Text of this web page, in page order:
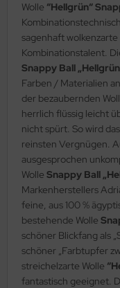
Wolle “Hellgrün“
sagenhaft wolkenzarte
Kombinationstalent.
Snappy Ball „Hellgrün
Farben / Materialien
der bezaubernden
herrlich flüssig leicht
nicht spürt. So wird
reinsten Vergnügen.
ausgesprochen
Wolle Snappy Ball
Markenherstellers
feine, aus 100 %
bestehende Wolle
schöner Blickfang als
schöner „Farbtupfer
streichelzarte Wolle
fantastisch geeignet.